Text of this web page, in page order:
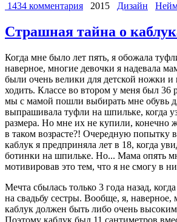
1434 комментария 2015 Дизайн
Страшная тайна о
Когда мне было лет пять, я обожала
наверное, многие девочки я надевала
были очень велики для детской ножки и
ходить. Классе во втором у меня был 36
мы с мамой пошли выбирать мне обувь
выпрашивала туфли на шпильке, когда
размера. Но мне их не купили, конечно
в таком возрасте?! Очередную попытку
каблук я предприняла лет в 18, когда
ботинки на шпильке. Но... Мама опять
мотивировав это тем, что я не смогу в
Мечта сбылась только 3 года назад,
на свадьбу сестры. Вообще, я,
каблук должен быть либо очень